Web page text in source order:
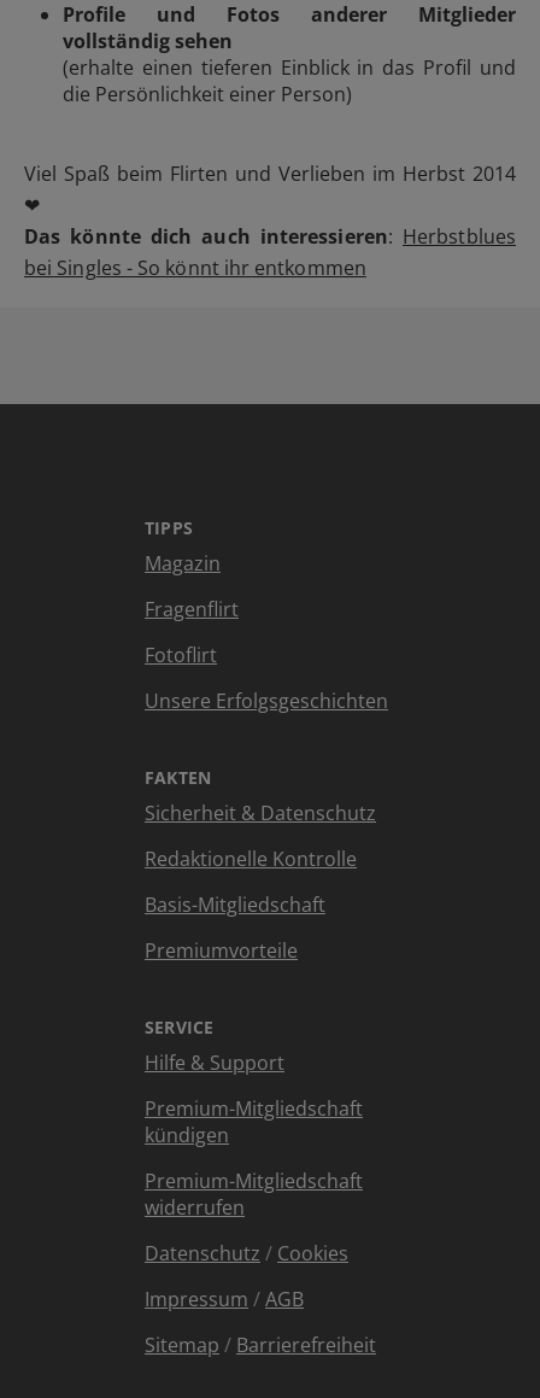
Profile und Fotos anderer Mitglieder
vollständig sehen
(erhalte einen tieferen Einblick in das Profil und
die Persönlichkeit einer Person)
Viel Spaß beim Flirten und Verlieben im Herbst 2014
❤
Das könnte dich auch interessieren: Herbstblues
bei Singles - So könnt ihr entkommen
TIPPS
Magazin
Fragenflirt
Fotoflirt
Unsere Erfolgsgeschichten
FAKTEN
Sicherheit & Datenschutz
Redaktionelle Kontrolle
Basis-Mitgliedschaft
Premiumvorteile
SERVICE
Hilfe & Support
Premium-Mitgliedschaft
kündigen
Premium-Mitgliedschaft
widerrufen
Datenschutz / Cookies
Impressum /AGB
Sitemap / Barrierefreiheit